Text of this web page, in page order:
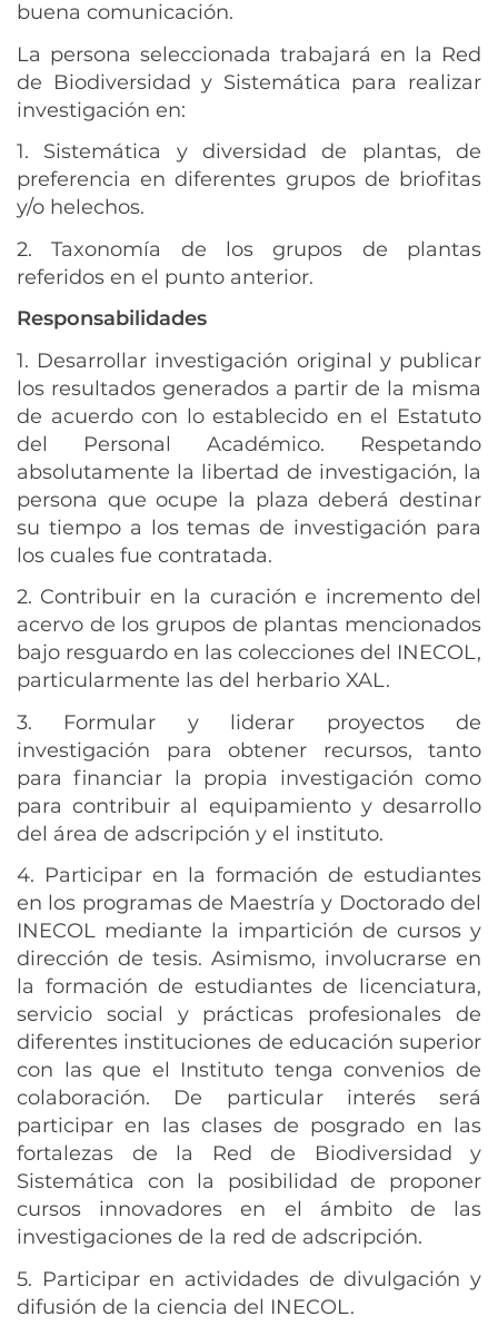
buena comunicación.
La persona seleccionada trabajará en la Red
de Biodiversidad y Sistemática para realizar
investigación en:
1. Sistemática y diversidad de plantas, de
preferencia en diferentes grupos de briofitas
y/o helechos.
2. Taxonomía de los grupos de plantas
referidos en el punto anterior.
Responsabilidades
1. Desarrollar investigación original y publicar
los resultados generados a partir de la misma
de acuerdo con lo establecido en el Estatuto
del Personal Académico. Respetando
absolutamente la libertad de investigación, la
persona que ocupe la plaza deberá destinar
su tiempo a los temas de investigación para
los cuales fue contratada.
2. Contribuir en la curación e incremento del
acervo de los grupos de plantas mencionados
bajo resguardo en las colecciones del INECOL,
particularmente las del herbario XAL.
3. Formular y liderar proyectos de
investigación para obtener recursos, tanto
para financiar la propia investigación como
para contribuir al equipamiento y desarrollo
del área de adscripción y el instituto.
4. Participar en la formación de estudiantes
en los programas de Maestría y Doctorado del
INECOL mediante la impartición de cursos y
dirección de tesis. Asimismo, involucrarse en
la formación de estudiantes de licenciatura,
servicio social y prácticas profesionales de
diferentes instituciones de educación superior
con las que el Instituto tenga convenios de
colaboración. De particular interés será
participar en las clases de posgrado en las
fortalezas de la Red de Biodiversidad y
Sistemática con la posibilidad de proponer
cursos innovadores en el ámbito de las
investigaciones de la red de adscripción.
5. Participar en actividades de divulgación y
difusión de la ciencia del INECOL.